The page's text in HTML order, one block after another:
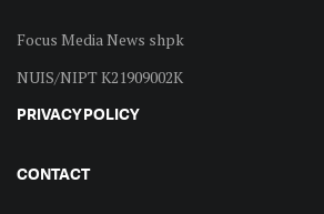
Focus Media News shpk
NUIS/NIPT K21909002K
PRIVACY POLICY
CONTACT